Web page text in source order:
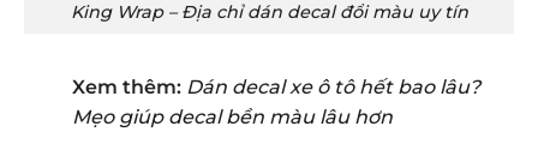
King Wrap – Địa chỉ dán decal đổi màu uy tín
Xem thêm: Dán decal xe ô tô hết bao lâu?
Mẹo giúp decal bền màu lâu hơn